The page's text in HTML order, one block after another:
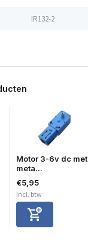
IR132-2
Motor 3-6v dc met
meta...
€5,95
Incl. btw